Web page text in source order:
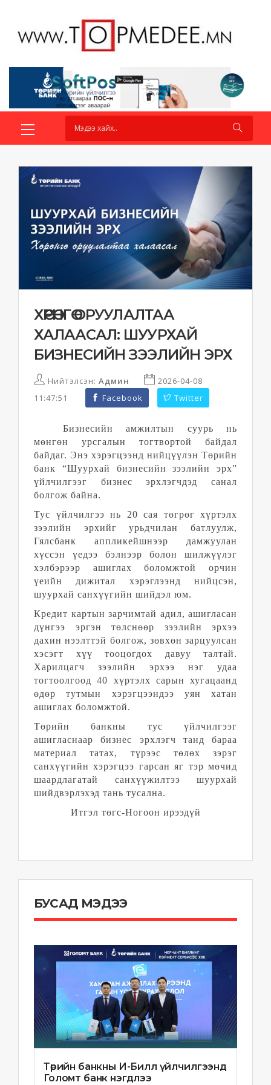
ХӨРӨНГӨ ОРУУЛАЛТАА
ХАЛААСАЛ: ШУУРХАЙ
БИЗНЕСИЙН ЗЭЭЛИЙН ЭРХ
Нийтэлсэн: Админ
2026-04-08
11:47:51
Facebook Twitter
Бизнесийн амжилтын суурь нь
мөнгөн урсгалын тогтвортой байдал
байдаг. Энэ хэрэгцээнд нийцүүлэн Төрийн
банк “Шуурхай бизнесийн зээлийн эрх”
үйлчилгээг бизнес эрхлэгчдэд санал
болгож байна.
Тус үйлчилгээ нь 20 сая төгрөг хүртэлх
зээлийн эрхийг урьдчилан батлуулж,
Гялсбанк аппликейшнээр дамжуулан
хүссэн үедээ бэлнээр болон шилжүүлэг
хэлбэрээр ашиглах боломжтой орчин
үеийн дижитал хэрэглээнд нийцсэн,
шуурхай санхүүгийн шийдэл юм.
Кредит картын зарчимтай адил, ашигласан
дүнгээ эргэн төлснөөр зээлийн эрхээ
дахин нээлттэй болгож, зөвхөн зарцуулсан
хэсэгт хүү тооцогдох давуу талтай.
Харилцагч зээлийн эрхээ нэг удаа
тогтоолгоод 40 хүртэлх сарын хугацаанд
өдөр тутмын хэрэгцээндээ уян хатан
ашиглах боломжтой.
Төрийн банкны тус үйлчилгээг
ашигласнаар бизнес эрхлэгч танд бараа
материал татах, түрээс төлөх зэрэг
санхүүгийн хэрэгцээ гарсан яг тэр мөчид
шаардлагатай санхүүжилтээ шуурхай
шийдвэрлэхэд тань тусална.
Итгэл төгс-Ногоон ирээдүй
БУСАД МЭДЭЭ
Төрийн банкны И-Билл үйлчилгээнд
Голомт банк нэгдлээ